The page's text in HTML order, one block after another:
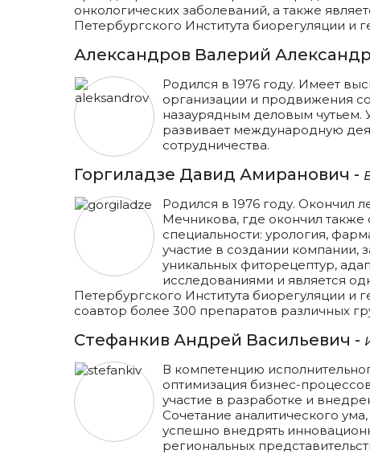
Прайс лист
онкологических заболеваний, а также
Петербургского Института биорегуляции
Александров Валерий
Родился в 1976 году. Имеет
организации и продвижения
назаурядным деловым чутьем.
развивает международную
сотрудничества.
Горгиладзе Давид Амиранович -
Родился в 1976 году. Окончил
Мечникова, где окончил также
специальности: урология,
участие в создании
уникальных фиторецептур,
исследованиями и является
Петербургского Института биорегуляции
соавтор более 300 препаратов различных
Стефанкив Андрей Васильевич -
В компетенцию
оптимизация бизнес-
участие в разработке и
Сочетание аналитического
успешно внедрять
региональных